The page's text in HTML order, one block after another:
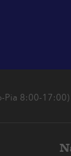
Pia 8:00-17:00)